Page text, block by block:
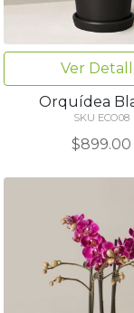
Ver
Orquídea
SKU ECO08
$899.00